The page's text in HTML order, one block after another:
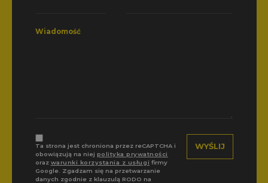
Wiadomość
Ta strona jest chroniona przez reCAPTCHA i
obowiązują na niej polityka prywatności
oraz warunki korzystania z usługi firmy
Google. Zgadzam się na przetwarzanie
danych zgodnie z klauzulą RODO na